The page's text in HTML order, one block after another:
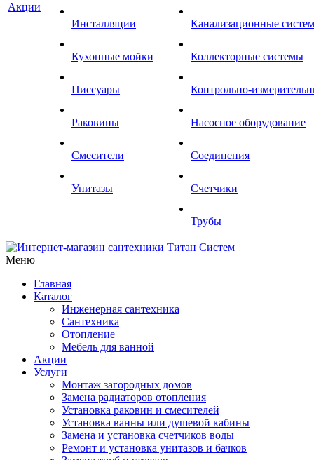
Акции
Инсталляции
Кухонные мойки
Писсуары
Раковины
Смесители
Унитазы
Канализационные
Коллекторные системы
Контрольно-
Насосное оборудование
Соединения
Счетчики
Трубы
Меню
Главная
Каталог
Инженерная сантехника
Сантехника
Отопление
Мебель для ванной
Акции
Услуги
Монтаж загородных домов
Замена радиаторов отопления
Установка раковин и смесителей
Установка ванны или душевой кабины
Замена и установка счетчиков воды
Ремонт и установка унитазов и бачков